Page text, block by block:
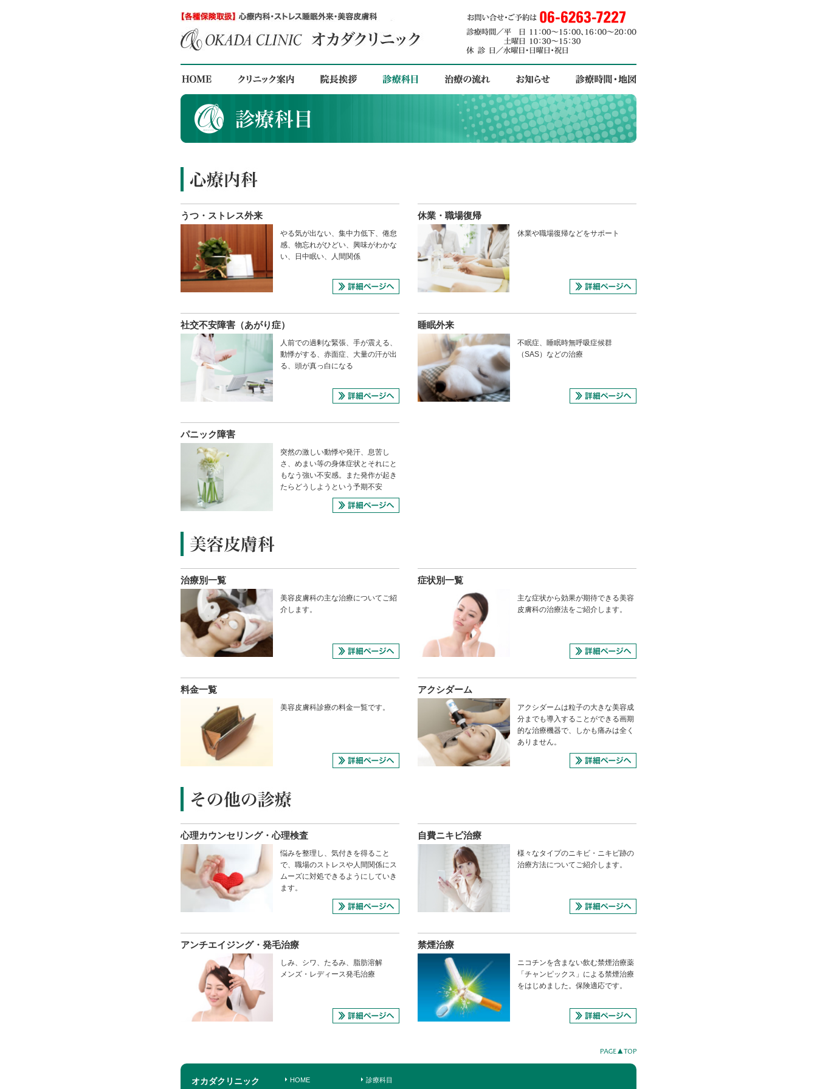
うつ・ストレス外来
やる気が出ない、集中力低下、倦怠
感、物忘れがひどい、興味がわかな
い、日中眠い、人間関係
休業・職場復帰
休業や職場復帰などをサポート
社交不安障害（あがり症）
人前での過剰な緊張、手が震える、
動悸がする、赤面症、大量の汗が出
る、頭が真っ白になる
睡眠外来
不眠症、睡眠時無呼吸症候群
（SAS）などの治療
パニック障害
突然の激しい動悸や発汗、息苦し
さ、めまい等の身体症状とそれにと
もなう強い不安感。また発作が起き
たらどうしようという予期不安
治療別一覧
美容皮膚科の主な治療についてご紹
介します。
症状別一覧
主な症状から効果が期待できる美容
皮膚科の治療法をご紹介します。
料金一覧
美容皮膚科診療の料金一覧です。
アクシダーム
アクシダームは粒子の大きな美容成
分までも導入することができる画期
的な治療機器で、しかも痛みは全く
ありません。
心理カウンセリング・心理検査
悩みを整理し、気付きを得ること
で、職場のストレスや人間関係にス
ムーズに対処できるようにしていき
ます。
自費ニキビ治療
様々なタイプのニキビ・ニキビ跡の
治療方法についてご紹介します。
アンチエイジング・発毛治療
しみ、シワ、たるみ、脂肪溶解
メンズ・レディース発毛治療
禁煙治療
ニコチンを含まない飲む禁煙治療薬
「チャンピックス」による禁煙治療
をはじめました。保険適応です。
オカダクリニック HOME 診療科目